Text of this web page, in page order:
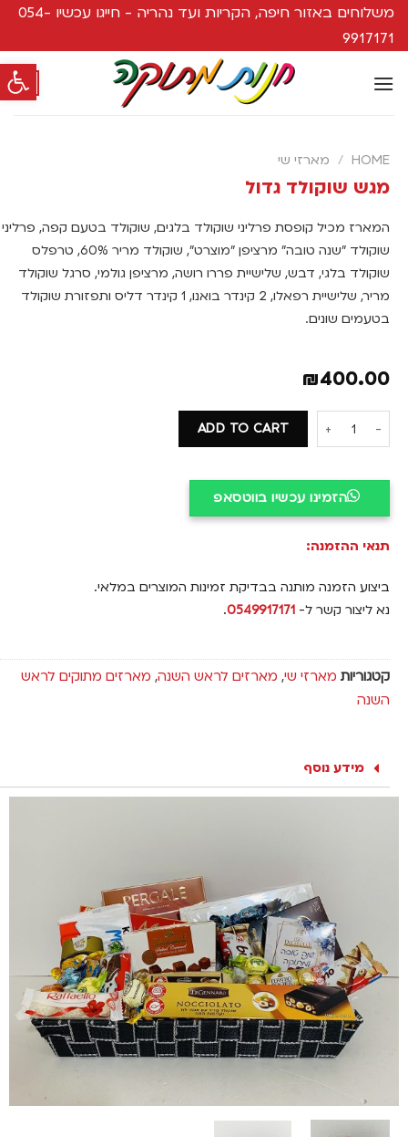
פתח
משלוחים באזור חיפה, הקריות ועד נהריה - חייגו עכשיו 054-
9917171
0
HOME
/ מארזי שי
מגש שוקולד גדול
המארז מכיל קופסת פרליני שוקולד בלגים, שוקולד בטעם קפה, פרליני
שוקולד "שנה טובה" מרציפן "מוצרט", שוקולד מריר 60%, טרפלס
שוקולד בלגי, דבש, שלישיית פררו רושה, מרציפן גולמי, סרגל שוקולד
מריר, שלישיית רפאלו, 2 קינדר בואנו, 1 קינדר דליס ותפזורת שוקולד
בטעמים שונים.
₪400.00
ADD TO CART
הזמינו עכשיו בווטסאפ
תנאי ההזמנה:
ביצוע הזמנה מותנה בבדיקת זמינות המוצרים במלאי.
נא ליצור קשר ל- 0549917171
.
קטגוריות מארזי שי, מארזים לראש השנה, מארזים מתוקים לראש
השנה
מידע נוסף